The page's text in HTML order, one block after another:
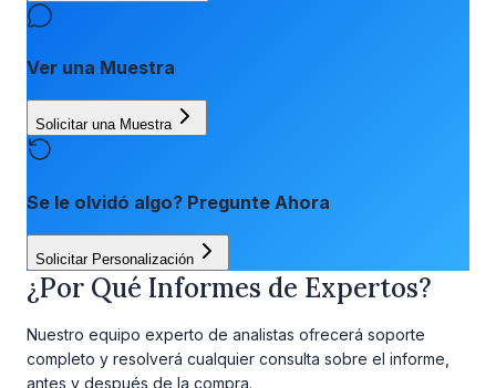
Ver una Muestra
Solicitar una Muestra
Se le olvidó algo? Pregunte Ahora
Solicitar Personalización
¿Por Qué Informes de Expertos?
Nuestro equipo experto de analistas ofrecerá soporte
completo y resolverá cualquier consulta sobre el informe,
antes y después de la compra.